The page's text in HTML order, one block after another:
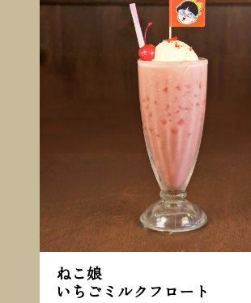
ねこ娘
いちごミルクフロート